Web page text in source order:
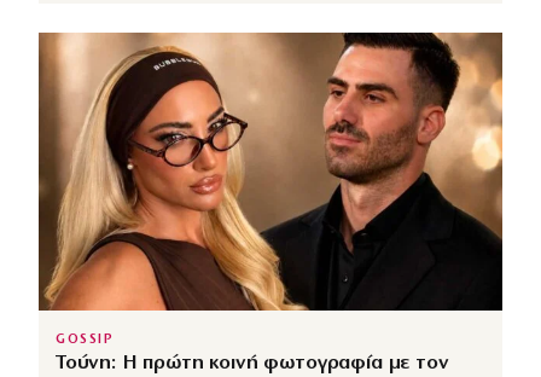
GOSSIP
Τούνη: Η πρώτη κοινή φωτογραφία με τον